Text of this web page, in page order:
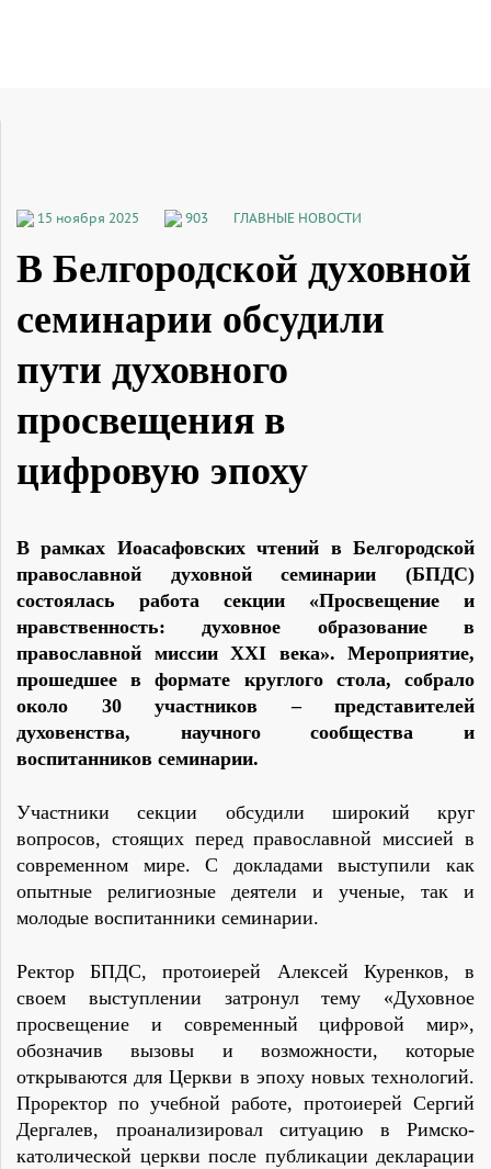
15 ноября 2025 903 ГЛАВНЫЕ НОВОСТИ
В Белгородской духовной
семинарии обсудили
пути духовного
просвещения в
цифровую эпоху
В рамках Иоасафовских чтений в Белгородской
православной духовной семинарии (БПДС)
состоялась работа секции «Просвещение и
нравственность: духовное образование в
православной миссии XXI века». Мероприятие,
прошедшее в формате круглого стола, собрало
около 30 участников – представителей
духовенства, научного сообщества и
воспитанников семинарии.
Участники секции обсудили широкий круг
вопросов, стоящих перед православной миссией в
современном мире. С докладами выступили как
опытные религиозные деятели и ученые, так и
молодые воспитанники семинарии.
Ректор БПДС, протоиерей Алексей Куренков, в
своем выступлении затронул тему «Духовное
просвещение и современный цифровой мир»,
обозначив вызовы и возможности, которые
открываются для Церкви в эпоху новых технологий.
Проректор по учебной работе, протоиерей Сергий
Дергалев, проанализировал ситуацию в Римско-
католической церкви после публикации декларации